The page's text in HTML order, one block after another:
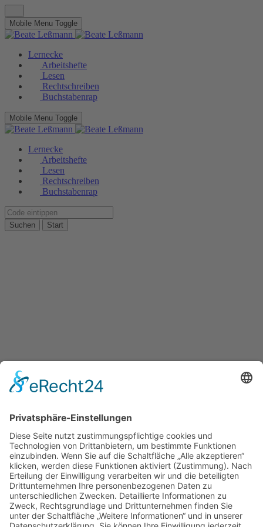
Mobile Menu Toggle
Lernecke
Arbeitshefte
Lesen
Rechtschreiben
Buchstabenrap
Mobile Menu Toggle
Lernecke
Arbeitshefte
Lesen
Rechtschreiben
Buchstabenrap
Suchen Start
Startseite Beate Leßmann
Datenschutz
Impressum
© Beate Leßmann 2026